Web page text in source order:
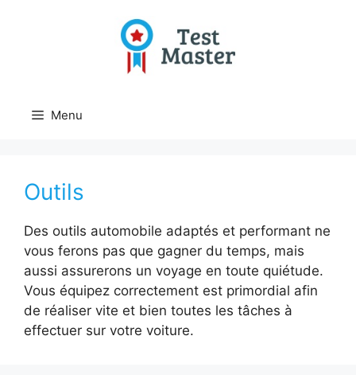
Menu
Outils
Des outils automobile adaptés et performant ne
vous ferons pas que gagner du temps, mais
aussi assurerons un voyage en toute quiétude.
Vous équipez correctement est primordial afin
de réaliser vite et bien toutes les tâches à
effectuer sur votre voiture.